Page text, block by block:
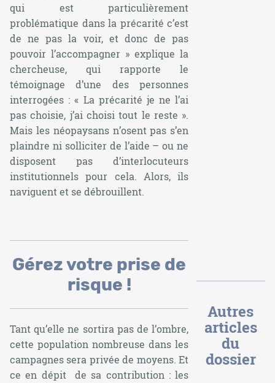
qui est particulièrement
problématique dans la précarité c’est
de ne pas la voir, et donc de pas
pouvoir l’accompagner » explique la
chercheuse, qui rapporte le
témoignage d’une des personnes
interrogées : « La précarité je ne l’ai
pas choisie, j’ai choisi tout le reste ».
Mais les néopaysans n’osent pas s’en
plaindre ni solliciter de l’aide – ou ne
disposent pas d’interlocuteurs
institutionnels pour cela. Alors, ils
naviguent et se débrouillent.
Gérez votre prise de
risque !
Tant qu’elle ne sortira pas de l’ombre,
cette population nombreuse dans les
campagnes sera privée de moyens. Et
ce en dépit de sa contribution : les
Autres
articles
du
dossier